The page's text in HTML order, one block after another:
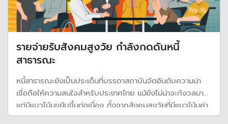
รายจ่ายรับสังคมสูงวัย กำลังกดดันหนี้
สาธารณะ
หนี้สาธารณะยังเป็นประเด็นที่บรรดาสถาบันจัดอันดับความน่า
เชื่อถือให้ความสนใจสำหรับประเทศไทย แม้ยังไม่น่าจะกังวลมาก
แต่มีแนวโน้มขยับขึ้นต่อเนื่อง ทั้งจากสังคมสูงวัยที่มีแนวโน้มค่า
ใช้จ่ายเพิ่มขึ้นและนโยบายกระตุ้นเศรษฐกิจของรัฐบาล